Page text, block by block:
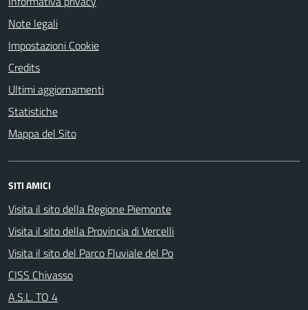
Note legali
Impostazioni Cookie
Credits
Ultimi aggiornamenti
Statistiche
Mappa del Sito
SITI AMICI
Visita il sito della Regione Piemonte
Visita il sito della Provincia di Vercelli
Visita il sito del Parco Fluviale del Po
CISS Chivasso
A.S.L. TO 4